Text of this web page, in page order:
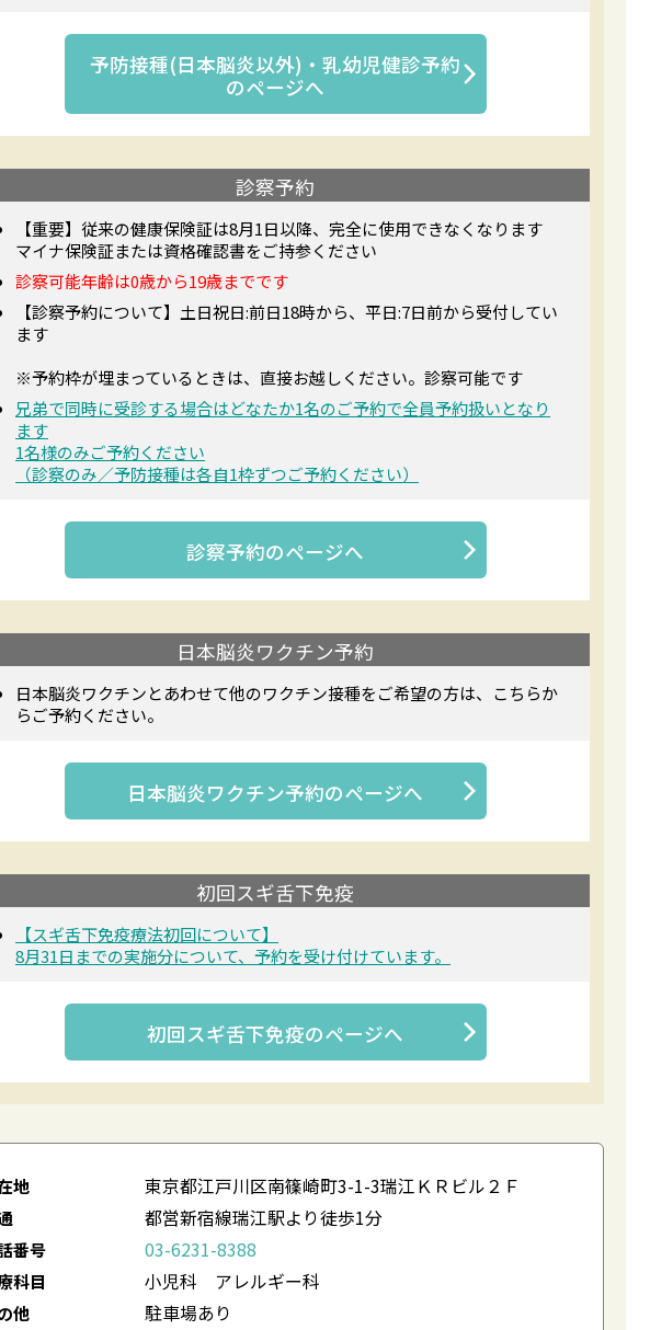
予防接種(日本脳炎以外)・乳幼児健診予約
のページへ
診察予約
【重要】従来の健康保険証は8月1日以降、完全に使用できなくなります
マイナ保険証または資格確認書をご持参ください
診察可能年齢は0歳から19歳までです
【診察予約について】土日祝日:前日18時から、平日:7日前から受付してい
ます
※予約枠が埋まっているときは、直接お越しください。診察可能です
兄弟で同時に受診する場合はどなたか1名のご予約で全員予約扱いとなり
ます
1名様のみご予約ください
（診察のみ／予防接種は各自1枠ずつご予約ください）
診察予約のページへ
日本脳炎ワクチン予約
日本脳炎ワクチンとあわせて他のワクチン接種をご希望の方は、こちらか
らご予約ください。
日本脳炎ワクチン予約のページへ
初回スギ舌下免疫
【スギ舌下免疫療法初回について】
8月31日までの実施分について、予約を受け付けています。
初回スギ舌下免疫のページへ
地 東京都江戸川区南篠崎町3-1-3瑞江ＫＲビル２Ｆ
都営新宿線瑞江駅より徒歩1分
番号 03-6231-8388
科目 小児科 アレルギー科
他 駐車場あり